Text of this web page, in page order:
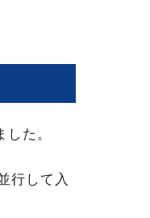
た。
行して入